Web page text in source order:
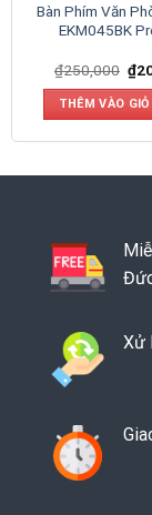
Bàn Phím Văn
EKM045BK
₫250,000 ₫
THÊM VÀO
Xử